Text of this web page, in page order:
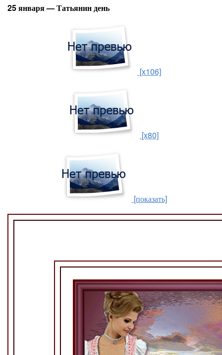
25 января — Татьянин день
[x106]
[x80]
[показать]